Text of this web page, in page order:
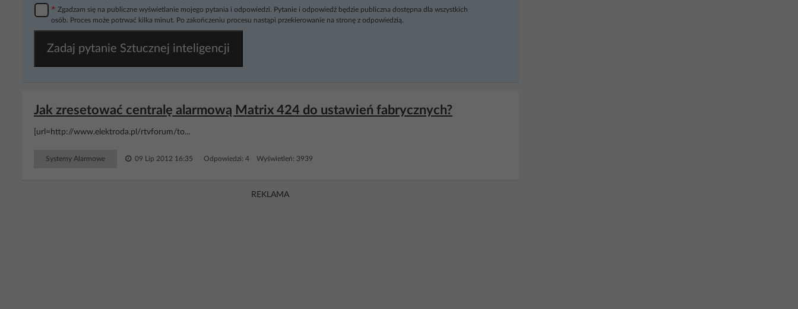
* Zgadzam się na publiczne wyświetlanie mojego pytania i odpowiedzi. Pytanie i odpowiedź będzie publiczna dostępna dla wszystkich
osób. Proces może potrwać kilka minut. Po zakończeniu procesu nastąpi przekierowanie na stronę z odpowiedzią.
Zadaj pytanie Sztucznej inteligencji
Jak zresetować centralę alarmową Matrix 424 do ustawień fabrycznych?
[url=http://www.elektroda.pl/rtvforum/to...
Systemy Alarmowe 09 Lip 2012 16:35 Odpowiedzi: 4 Wyświetleń: 3939
REKLAMA